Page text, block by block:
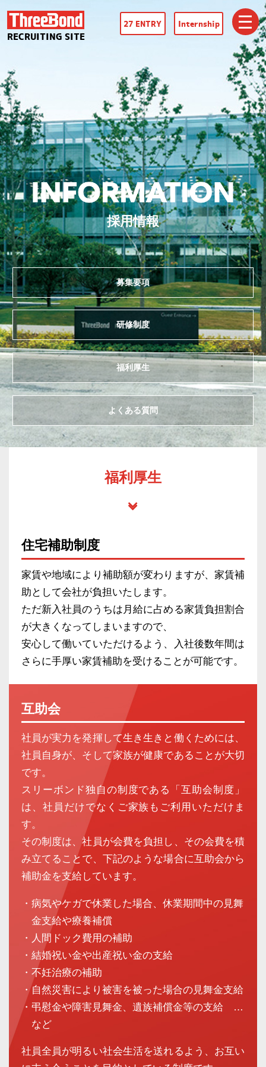
RECRUITING SITE
27 ENTRY Internship
採用情報
募集要項
研修制度
福利厚生
よくある質問
福利厚生
住宅補助制度
家賃や地域により補助額が変わりますが、家賃補
助として会社が負担いたします。
ただ新入社員のうちは月給に占める家賃負担割合
が大きくなってしまいますので、
安心して働いていただけるよう、入社後数年間は
さらに手厚い家賃補助を受けることが可能です。
互助会
社員が実力を発揮して生き生きと働くためには、
社員自身が、そして家族が健康であることが大切
です。
スリーボンド独自の制度である「互助会制度」
は、社員だけでなくご家族もご利用いただけま
す。
その制度は、社員が会費を負担し、その会費を積
み立てることで、下記のような場合に互助会から
補助金を支給しています。
・病気やケガで休業した場合、休業期間中の見舞
金支給や療養補償
・人間ドック費用の補助
・結婚祝い金や出産祝い金の支給
・不妊治療の補助
・自然災害により被害を被った場合の見舞金支給
・弔慰金や障害見舞金、遺族補償金等の支給 …
など
社員全員が明るい社会生活を送れるよう、お互い